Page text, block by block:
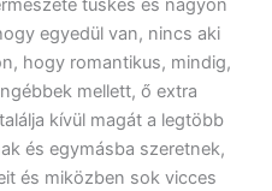
tüskés és nagyon
egyedül van, nincs aki
hogy romantikus, mindig,
mellett, ő extra
kívül magát a legtöbb
és egymásba szeretnek,
és miközben sok vicces